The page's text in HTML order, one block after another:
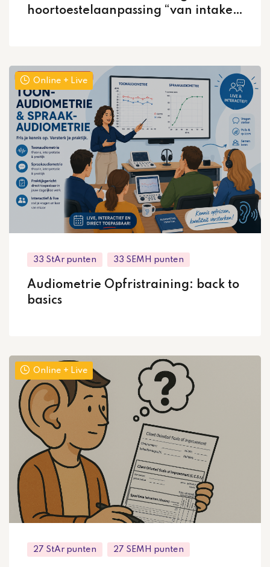
hoortoestelaanpassing “van intake
Online + Live
33 StAr punten 33 SEMH punten
Audiometrie Opfristraining: back to
basics
Online + Live
27 StAr punten 27 SEMH punten